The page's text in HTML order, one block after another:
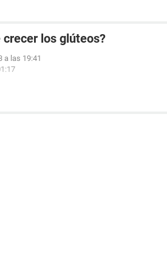
crecer los glúteos?
a las 19:41